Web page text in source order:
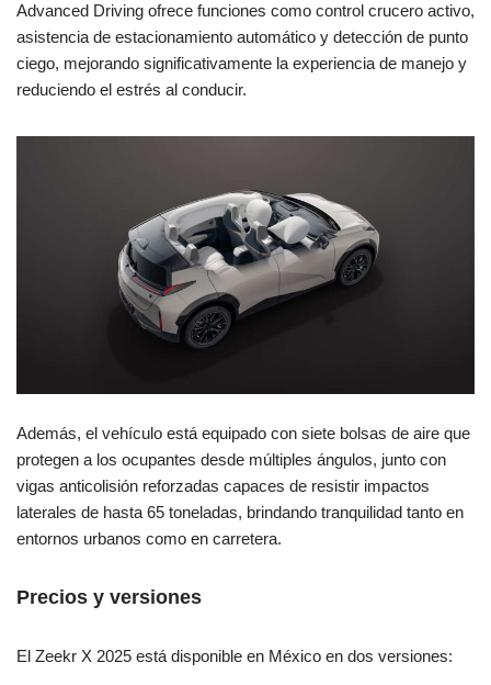
Advanced Driving ofrece funciones como control crucero activo,
asistencia de estacionamiento automático y detección de punto
ciego, mejorando significativamente la experiencia de manejo y
reduciendo el estrés al conducir.
Además, el vehículo está equipado con siete bolsas de aire que
protegen a los ocupantes desde múltiples ángulos, junto con
vigas anticolisión reforzadas capaces de resistir impactos
laterales de hasta 65 toneladas, brindando tranquilidad tanto en
entornos urbanos como en carretera.
Precios y versiones
El Zeekr X 2025 está disponible en México en dos versiones: